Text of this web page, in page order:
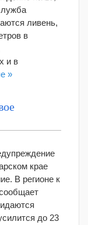
ливень,
в
и в
»
крае
В регионе к
до 23